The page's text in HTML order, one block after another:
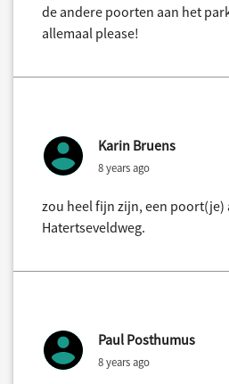
de andere poorten aan het
allemaal please!
Karin Bruens
8 years ago
zou heel fijn zijn, een poort(je)
Hatertseveldweg.
Paul Posthumus
8 years ago